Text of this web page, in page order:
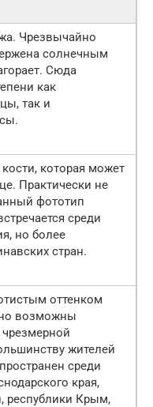
Чрезвычайно
солнечным
Сюда
как
так и
которая может
Практически не
фототип
среди
но более
стран.
оттенком
но возможны
жителей
среди
края,
республики Крым,